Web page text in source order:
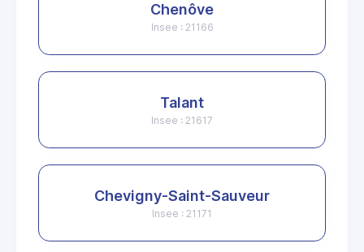
Chenôve
Insee : 21166
Talant
Insee : 21617
Chevigny-Saint-Sauveur
Insee : 21171